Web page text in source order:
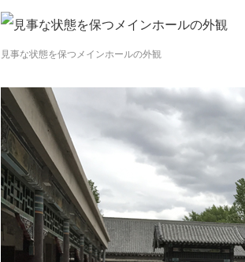
見事な状態を保つメインホールの外観